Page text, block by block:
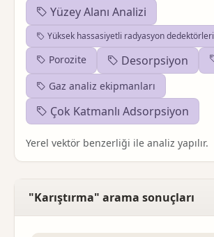
Yüzey Alanı Analizi
Yüksek hassasiyetli radyasyon dedektörleri
Porozite Desorpsiyon
Gaz analiz ekipmanları
Çok Katmanlı Adsorpsiyon
Yerel vektör benzerliği ile analiz yapılır.
"Karıştırma" arama sonuçları